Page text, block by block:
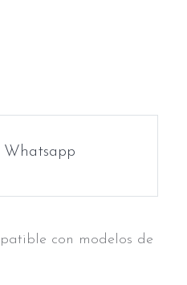
Whatsapp
con modelos de